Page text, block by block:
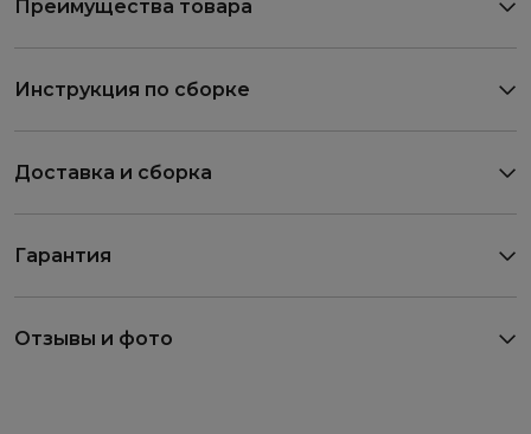
Преимущества товара
Инструкция по сборке
Доставка и сборка
Гарантия
Отзывы и фото